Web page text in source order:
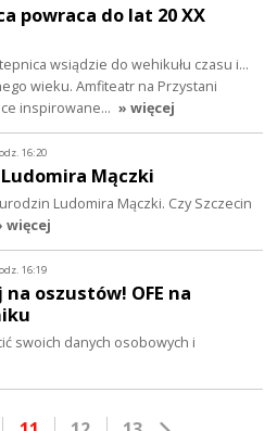
powraca do lat 20 XX
wsiądzie do wehikułu czasu i…
wieku. Amfiteatr na Przystani
inspirowane… » więcej
16:20
Mączki
Ludomira Mączki. Czy Szczecin
więcej
16:19
na oszustów! OFE na
swoich danych osobowych i